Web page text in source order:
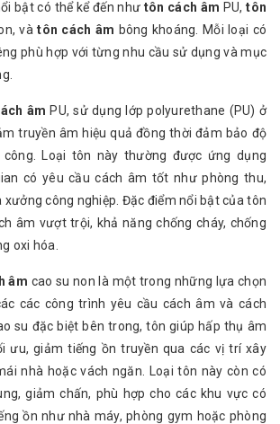
bật có thể kể đến như tôn cách âm PU,tôn
vàtôn cách âm bông khoáng. Mỗi loại có
phù hợp với từng nhu cầu sử dụng và mục
âm PU, sử dụng lớp polyurethane (PU) ở
truyền âm hiệu quả đồng thời đảm bảo độ
Loại tôn này thường được ứng dụng
có yêu cầu cách âm tốt như phòng thu,
xưởng công nghiệp. Đặc điểm nổi bật của tôn
âm vượt trội, khả năng chống cháy, chống
oxi hóa.
âm cao su non là một trong những lựa chọn
các công trình yêu cầu cách âm và cách
su đặc biệt bên trong, tôn giúp hấp thụ âm
ưu, giảm tiếng ồn truyền qua các vị trí xây
nhà hoặc vách ngăn. Loại tôn này còn có
giảm chấn, phù hợp cho các khu vực có
ồn như nhà máy, phòng gym hoặc phòng